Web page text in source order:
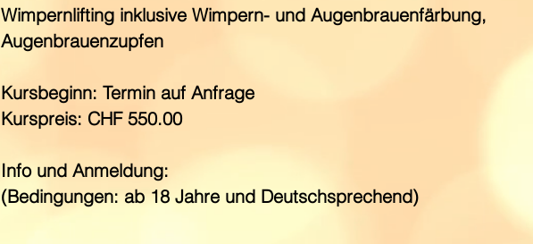
Wimpernlifting inklusive Wimpern- und Augenbrauenfärbung,
Augenbrauenzupfen
Kursbeginn: Termin auf Anfrage
Kurspreis: CHF 550.00
Info und Anmeldung:
(Bedingungen: ab 18 Jahre und Deutschsprechend)